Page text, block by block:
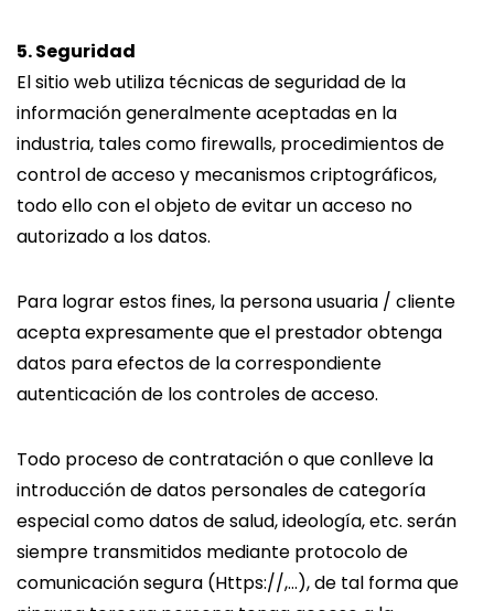
5. Seguridad
El sitio web utiliza técnicas de seguridad de la
información generalmente aceptadas en la
industria, tales como firewalls, procedimientos de
control de acceso y mecanismos criptográficos,
todo ello con el objeto de evitar un acceso no
autorizado a los datos.
Para lograr estos fines, la persona usuaria / cliente
acepta expresamente que el prestador obtenga
datos para efectos de la correspondiente
autenticación de los controles de acceso.
Todo proceso de contratación o que conlleve la
introducción de datos personales de categoría
especial como datos de salud, ideología, etc. serán
siempre transmitidos mediante protocolo de
comunicación segura (Https://,…), de tal forma que